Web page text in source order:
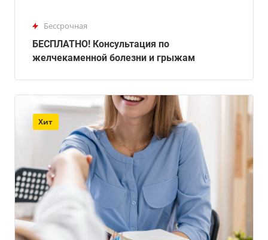
Бессрочная
БЕСПЛАТНО! Консультация по
желчекаменной болезни и грыжам
Хит